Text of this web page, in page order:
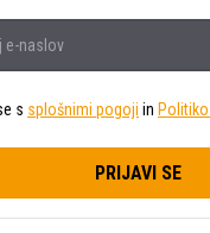
s splošnimi pogoji in
PRIJAVI SE